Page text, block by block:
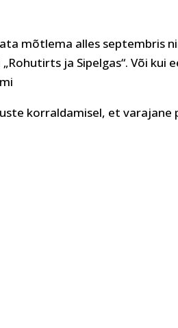
mõtlema alles septembris
ja Sipelgas“. Või kui
korraldamisel, et varajane